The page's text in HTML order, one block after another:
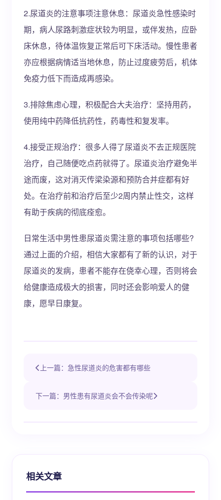
2.尿道炎的注意事项注意休息：尿道炎急性感染时
期，病人尿路刺激症状较为明显，或伴发热，应卧
床休息，待体温恢复正常后可下床活动。慢性患者
亦应根据病情适当地休息，防止过度疲劳后，机体
免疫力低下而造成再感染。
3.排除焦虑心理，积极配合大夫治疗：坚持用药，
使用纯中药降低抗药性，药毒性和复发率。
4.接受正规治疗：很多人得了尿道炎不去正规医院
治疗，自己随便吃点药就得了。尿道炎治疗避免半
途而废，这对消灭传梁染源和预防合并症都有好
处。在治疗前和治疗后至少2周内禁止性交，这样
有助于疾病的彻底痊愈。
日常生活中男性患尿道炎需注意的事项包括哪些?
通过上面的介绍，相信大家都有了新的认识，对于
尿道炎的发病，患者不能存在侥幸心理，否则将会
给健康造成极大的损害，同时还会影响爱人的健
康，愿早日康复。
上一篇：急性尿道炎的危害都有哪些
下一篇：男性患有尿道炎会不会传染呢
相关文章